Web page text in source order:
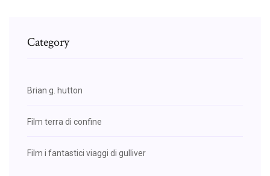
Category
Brian g. hutton
Film terra di confine
Film i fantastici viaggi di gulliver